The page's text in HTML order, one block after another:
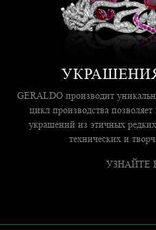
GERALDO производит
цикл производства
украшений из этичных
технических и
УЗНАЙТЕ